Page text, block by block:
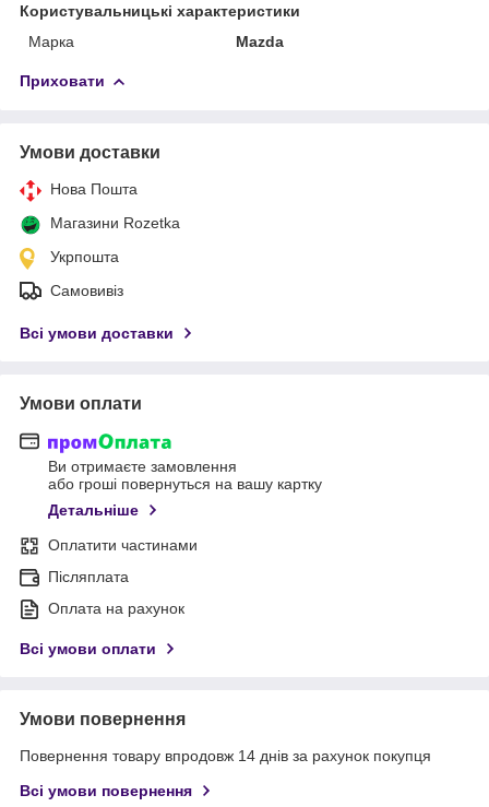
Користувальницькі характеристики
Марка
Mazda
Приховати
Умови доставки
Нова Пошта
Магазини Rozetka
Укрпошта
Самовивіз
Всі умови доставки
Умови оплати
Ви отримаєте замовлення
або гроші повернуться на вашу картку
Детальніше
Оплатити частинами
Післяплата
Оплата на рахунок
Всі умови оплати
Умови повернення
Повернення товару впродовж 14 днів за рахунок покупця
Всі умови повернення